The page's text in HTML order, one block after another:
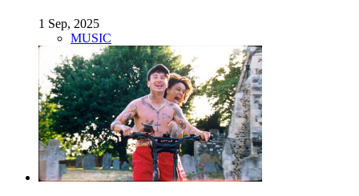
1 Sep, 2025
MUSIC